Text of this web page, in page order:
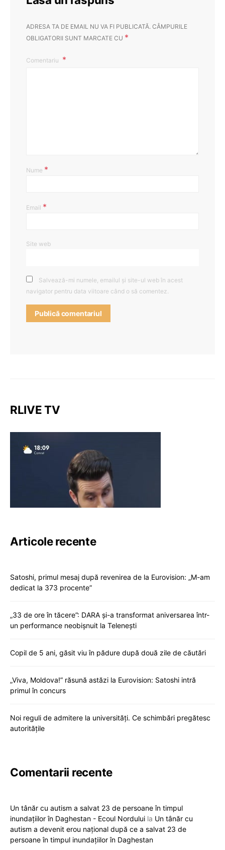
ADRESA TA DE EMAIL NU VA FI PUBLICATĂ. CÂMPURILE
OBLIGATORII SUNT MARCATE CU *
Comentariu
Nume *
Email *
Site web
Salvează-mi numele, emailul și site-ul web în acest
navigator pentru data viitoare când o să comentez.
RLIVE TV
Articole recente
Satoshi, primul mesaj după revenirea de la Eurovision: „M-am
dedicat la 373 procente”
„33 de ore în tăcere”: DARA și-a transformat aniversarea într-
un performance neobișnuit la Telenești
Copil de 5 ani, găsit viu în pădure după două zile de căutări
„Viva, Moldova!” răsună astăzi la Eurovision: Satoshi intră
primul în concurs
Noi reguli de admitere la universități. Ce schimbări pregătesc
autoritățile
Comentarii recente
Un tânăr cu autism a salvat 23 de persoane în timpul
inundațiilor în Daghestan - Ecoul Nordului la Un tânăr cu
autism a devenit erou național după ce a salvat 23 de
persoane în timpul inundațiilor în Daghestan